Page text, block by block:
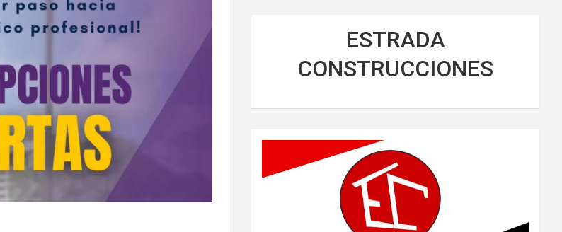
ESTRADA
CONSTRUCCIONES